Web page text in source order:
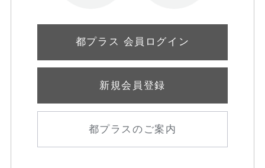
都プラス 会員ログイン
新規会員登録
都プラスのご案内